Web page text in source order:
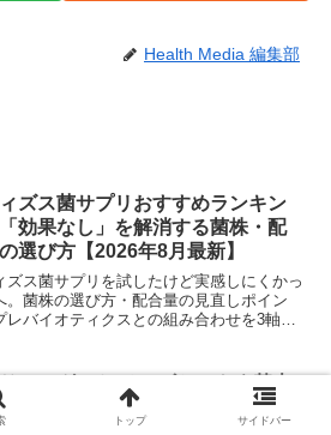
Health Media 編集部
ズス菌サプリおすすめランキン
効果なし」を解消する菌株・配
選び方【2026年8月最新】
ズス菌サプリを試したけど実感しにくかっ
。菌株の選び方・配合量の見直しポイン
レバイオティクスとの組み合わせを3軸で
りヨーグルト チーズケーキ｜基本
ピとヘルシーに仕上げるコツ
トップ サイドバー